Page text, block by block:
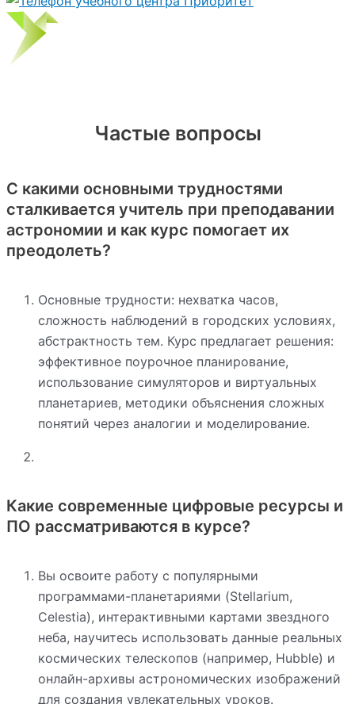
Частые вопросы
С какими основными трудностями
сталкивается учитель при преподавании
астрономии и как курс помогает их
преодолеть?
Основные трудности: нехватка часов,
сложность наблюдений в городских условиях,
абстрактность тем. Курс предлагает решения:
эффективное поурочное планирование,
использование симуляторов и виртуальных
планетариев, методики объяснения сложных
понятий через аналогии и моделирование.
Какие современные цифровые ресурсы и
ПО рассматриваются в курсе?
Вы освоите работу с популярными
программами-планетариями (Stellarium,
Celestia), интерактивными картами звездного
неба, научитесь использовать данные реальных
космических телескопов (например, Hubble) и
онлайн-архивы астрономических изображений
для создания увлекательных уроков.